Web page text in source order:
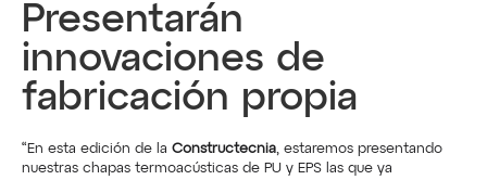
Presentarán
innovaciones de
fabricación propia
“En esta edición de la Constructecnia, estaremos presentando
nuestras chapas termoacústicas de PU y EPS las que ya